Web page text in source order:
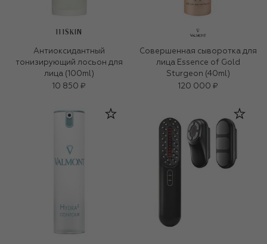
111SKIN
Антиоксидантный
тонизирующий лосьон для
лица (100ml)
10 850 ₽
Совершенная сыворотка для
лица Essence of Gold
Sturgeon (40ml)
120 000 ₽